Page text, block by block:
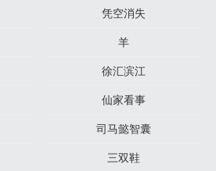
凭空消失
羊
徐汇滨江
仙家看事
司马懿智囊
三双鞋